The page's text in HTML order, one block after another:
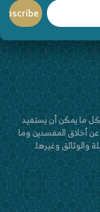
ما يمكن أن يستفيد
أخلاق المفسدين وما
والوثائق وغيرها.